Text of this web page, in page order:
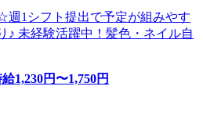
1シフト提出で予定が組みやす
♪ 未経験活躍中！髪色・ネイル自
給1,230円〜1,750円